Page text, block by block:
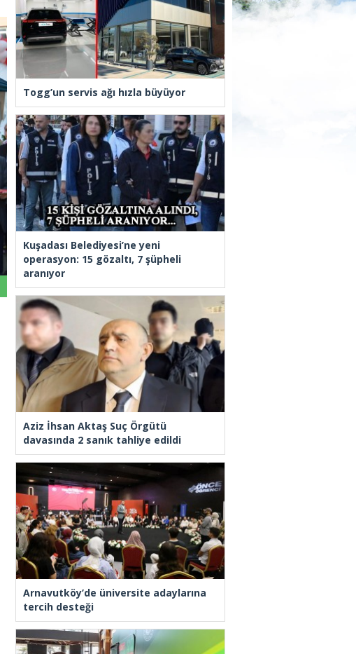
Togg’un servis ağı hızla büyüyor
Kuşadası Belediyesi’ne yeni
operasyon: 15 gözaltı, 7 şüpheli
aranıyor
Aziz İhsan Aktaş Suç Örgütü
davasında 2 sanık tahliye edildi
Arnavutköy’de üniversite adaylarına
tercih desteği